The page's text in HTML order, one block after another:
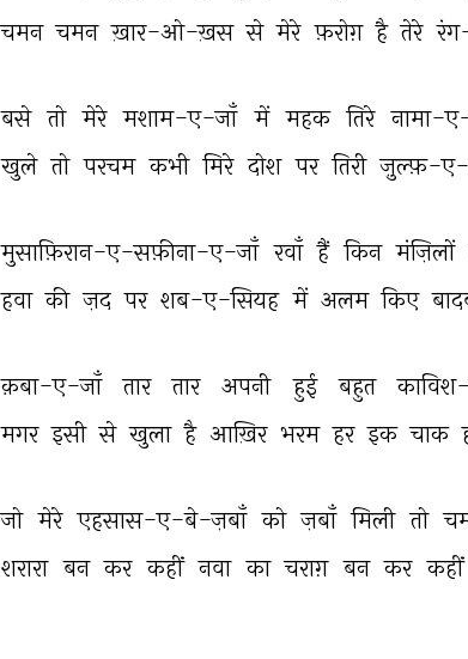
चमन चमन ख़ार-ओ-ख़स से मेरे फ़रोग़ है तेरे
बसे तो मेरे मशाम-ए-जाँ में महक तिरे नामा-
खुले तो परचम कभी मिरे दोश पर तिरी ज़ुल्फ़-
मुसाफ़िरान-ए-सफ़ीना-ए-जाँ रवाँ हैं किन मंज़िलों
हवा की ज़द पर शब-ए-सियह में अलम किए
क़बा-ए-जाँ तार तार अपनी हुई बहुत
मगर इसी से खुला है आख़िर भरम हर इक चाक
जो मेरे एहसास-ए-बे-ज़बाँ को ज़बाँ मिली तो
शरारा बन कर कहीं नवा का चराग़ बन कर कहीं